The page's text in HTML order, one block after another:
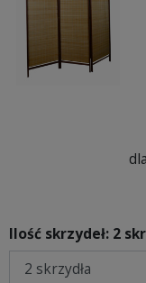
Ilość skrzydeł: 2